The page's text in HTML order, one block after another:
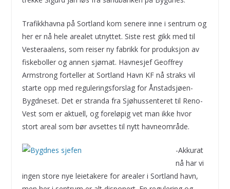
Trafikkhavna på Sortland kom senere inne i sentrum og
her er nå hele arealet utnyttet. Siste rest gikk med til
Vesteraalens, som reiser ny fabrikk for produksjon av
fiskeboller og annen sjømat. Havnesjef Geoffrey
Armstrong forteller at Sortland Havn KF nå straks vil
starte opp med reguleringsforslag for Ånstadsjøen-
Bygdneset. Det er stranda fra Sjøhussenteret til Reno-
Vest som er aktuell, og foreløpig vet man ikke hvor
stort areal som bør avsettes til nytt havneområde.
-Akkurat
nå har vi
ingen store nye leietakere for arealer i Sortland havn,